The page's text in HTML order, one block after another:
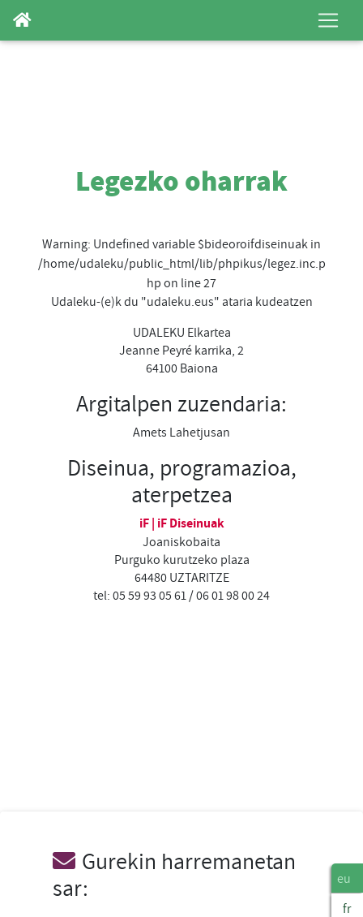
eu
fr
Legezko oharrak
Warning: Undefined variable $bideoroifdiseinuak in
/home/udaleku/public_html/lib/phpikus/legez.inc.p
hp on line27
Udaleku-(e)k du "udaleku.eus" ataria kudeatzen
UDALEKU Elkartea
Jeanne Peyré karrika, 2
64100 Baiona
Argitalpen zuzendaria:
Amets Lahetjusan
Diseinua, programazioa,
aterpetzea
iF | iF Diseinuak
Joaniskobaita
Purguko kurutzeko plaza
64480 UZTARITZE
tel: 05 59 93 05 61 / 06 01 98 00 24
Gurekin harremanetan
sar: